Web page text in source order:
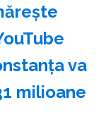
va
milioane